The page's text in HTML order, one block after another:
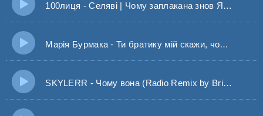
100лиця - Селяві | Чому заплакана знов Я ж не розлюбив
Марія Бурмака - Ти братику мій скажи, чому зупинився час
SKYLERR - Чому вона (Radio Remix by Bridge UA)